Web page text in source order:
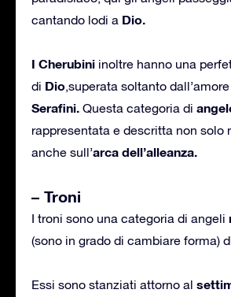
cantando lodi a Dio.
I Cherubini inoltre hanno una
di Dio,superata soltanto
Serafini. Questa categoria di
rappresentata e descritta non solo
anche sull’arca dell’alleanza.
– Troni
I troni sono una categoria di angeli
(sono in grado di cambiare forma)
Essi sono stanziati attorno al